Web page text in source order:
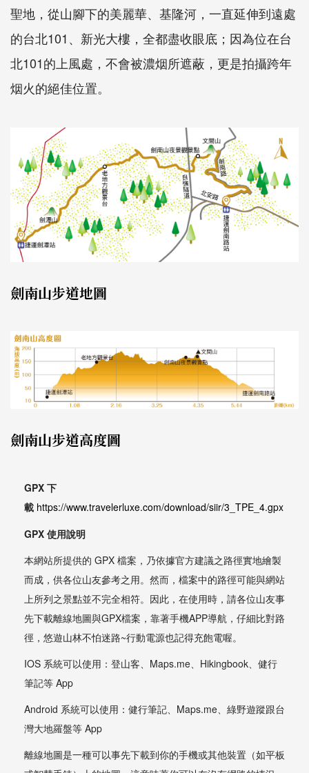
聖地，從山腳下的美麗華、基隆河，一直延伸到遠處
的台北101、新光大樓，全都盡收眼底；因為位在台
北101的上風處，不會被濃烟所遮蔽，更是拍攝跨年
烟火的絕佳位置。
劍南山步道地圖
劍南山步道高度圖
GPX 下
載 https://www.travelerluxe.com/download/siir/3_TPE_4.gpx
GPX 使用說明
本網站所提供的 GPX 檔案，乃依據官方建議之路徑實地繪製
而成，供各位山友參考之用。然而，檔案中的路徑可能與網站
上所列之景點並不完全相符。因此，在使用時，請各位山友事
先下載離線地圖與GPX檔案，靠著手機APP導航，仔細比對路
徑，悠遊山林不怕迷路~行動電源也記得充飽電喔。
IOS 系統可以使用：登山客、Maps.me、Hikingbook、健行
筆記等 App
Android 系統可以使用：健行筆記、Maps.me、綠野遊蹤跟台
灣大地羅盤等 App
離線地圖是一種可以事先下載到你的手機或其他裝置（如平板